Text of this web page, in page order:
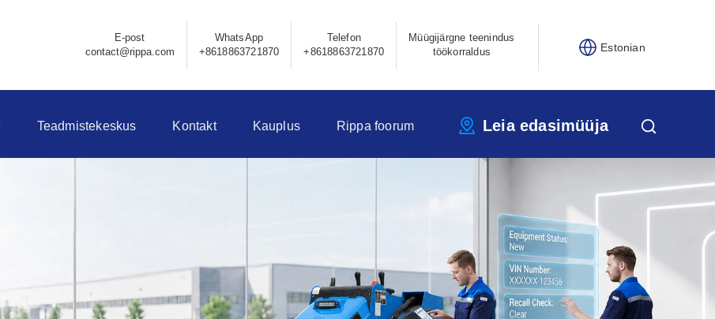
E-post
contact@rippa.com
WhatsApp
+8618863721870
Telefon
+8618863721870
Müügijärgne teenindus
töökorraldus
Estonian
Teadmistekeskus Kontakt Kauplus Rippa foorum Leia edasimüüja